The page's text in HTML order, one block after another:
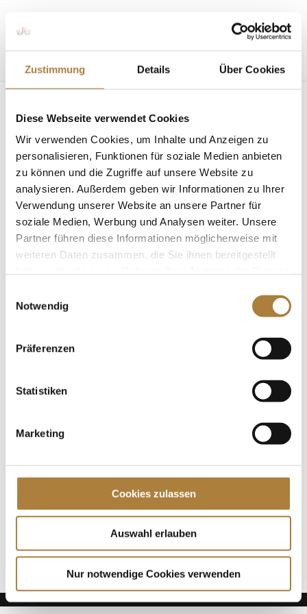
Zustimmung Details Über Cookies
Diese Webseite verwendet Cookies
Wir verwenden Cookies, um Inhalte und Anzeigen zu
personalisieren, Funktionen für soziale Medien anbieten
zu können und die Zugriffe auf unsere Website zu
analysieren. Außerdem geben wir Informationen zu Ihrer
Verwendung unserer Website an unsere Partner für
soziale Medien, Werbung und Analysen weiter. Unsere
Partner führen diese Informationen möglicherweise mit
weiteren Daten zusammen, die Sie ihnen bereitgestellt
Notwendig
Präferenzen
Statistiken
Marketing
Cookies zulassen
Auswahl erlauben
Nur notwendige Cookies verwenden
Seite wählen
Fit für die Medien digital:
Online-Seminarreihe
„Equine English“ Teil I,
Foto: Stiftung
von Inga Schmidt|26. Januar 2021
„Equine English“ Teil I, Foto: Stiftung
Spenden
100. Geburtstag von HGW: Warendorf erinnert an